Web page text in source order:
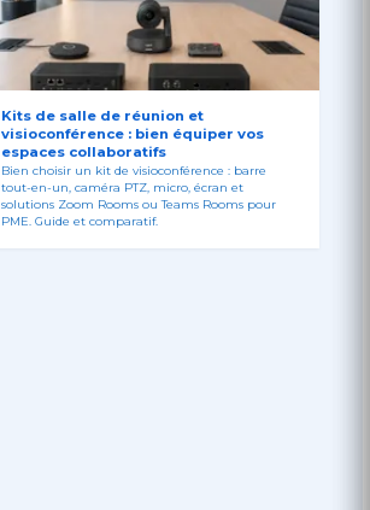
Kits de salle de réunion et
visioconférence : bien équiper vos
espaces collaboratifs
Bien choisir un kit de visioconférence : barre
tout-en-un, caméra PTZ, micro, écran et
solutions Zoom Rooms ou Teams Rooms pour
PME. Guide et comparatif.